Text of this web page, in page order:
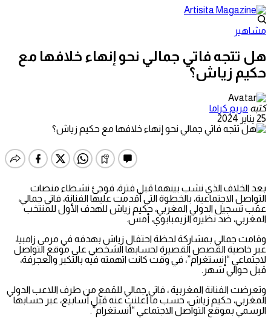
مشاهير
هل تتجه فاتي جمالي نحو إنهاء خلافها مع
حكيم زياش؟
كتبه مريم كراما
25 يناير 2024
بعد الخلاف الذي نشب بينهما قبل فترة، فوجئ نشطاء منصات
التواصل الاجتماعية، بالخطوة التي أقدمت عليها الفنانة، فاتي جمالي،
عقب تسجيل الدولي المغربي، حكيم زياش للهدف الأول للمنتخب
المغربي، ضد نظيره الزيمبابوي، أمس.
وقامت جمالي بمشاركة لحظة احتفال زياش بهدفه في مرمى زامبيا،
عبر خاصية القصص القصيرة لحسابها الشخصي على موقع التواصل
لاجتماعي “إنستغرام”، في وقت كانت اتهمته فيه بالتكبر والعجرفة،
قبل حوالي شهر.
وتعرضت الفنانة المغربية ، فاتي جمالي للقمع من طرف اللاعب الدولي
المغربي، حكيم زياش، حسب ما أعلنت عنه قبل أسابيع، عبر حسابها
الرسمي بموقع التواصل الاجتماعي “أنستغرام”.